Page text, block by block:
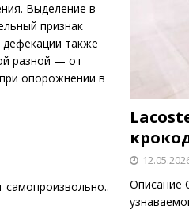
Выделение в
признак
также
разной — от
опорожнении в
Описание